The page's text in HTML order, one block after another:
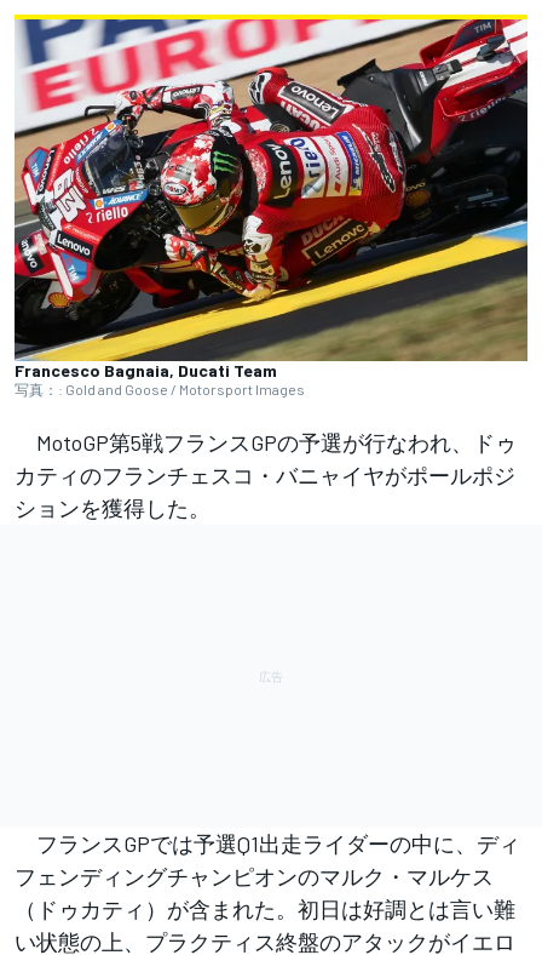
Francesco Bagnaia, Ducati Team
写真：: Gold and Goose / Motorsport Images
MotoGP第5戦フランスGPの予選が行なわれ、ドゥ
カティのフランチェスコ・バニャイヤがポールポジ
ションを獲得した。
フランスGPでは予選Q1出走ライダーの中に、ディ
フェンディングチャンピオンのマルク・マルケス
（ドゥカティ）が含まれた。初日は好調とは言い難
い状態の上、プラクティス終盤のアタックがイエロ